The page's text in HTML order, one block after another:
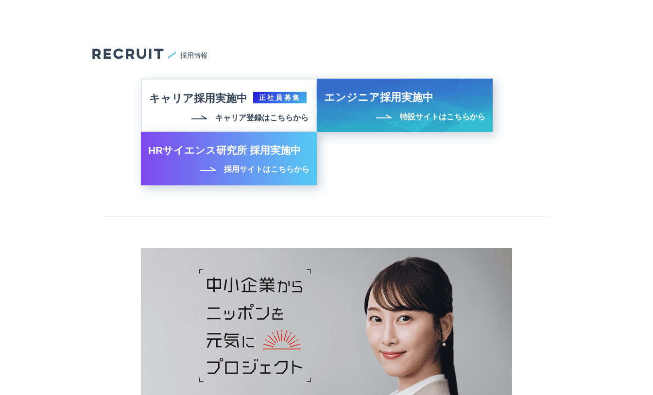
採用情報
キャリア採用実施中 正社員募集
キャリア登録はこちらから
エンジニア採用実施中
特設サイトはこちらから
HRサイエンス研究所 採用実施中
採用サイトはこちらから